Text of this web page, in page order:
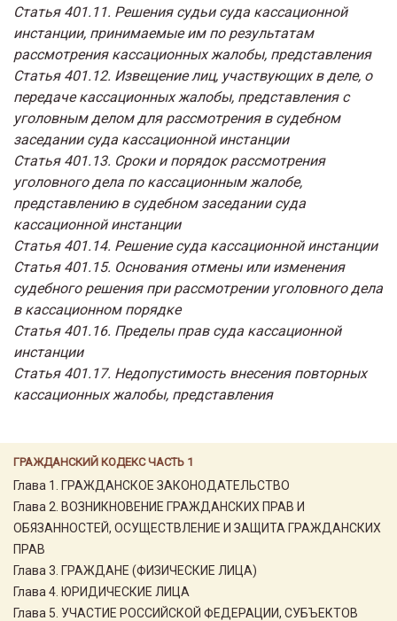
ГРАЖДАНСКИЙ КОДЕКС ЧАСТЬ 1
Глава 1. ГРАЖДАНСКОЕ ЗАКОНОДАТЕЛЬСТВО
Глава 2. ВОЗНИКНОВЕНИЕ ГРАЖДАНСКИХ ПРАВ И
ОБЯЗАННОСТЕЙ, ОСУЩЕСТВЛЕНИЕ И ЗАЩИТА ГРАЖДАНСКИХ
ПРАВ
Глава 3. ГРАЖДАНЕ (ФИЗИЧЕСКИЕ ЛИЦА)
Глава 4. ЮРИДИЧЕСКИЕ ЛИЦА
Глава 5. УЧАСТИЕ РОССИЙСКОЙ ФЕДЕРАЦИИ, СУБЪЕКТОВ
Статья 401.11. Решения судьи суда кассационной
инстанции, принимаемые им по результатам
рассмотрения кассационных жалобы, представления
Статья 401.12. Извещение лиц, участвующих в деле, о
передаче кассационных жалобы, представления с
уголовным делом для рассмотрения в судебном
заседании суда кассационной инстанции
Статья 401.13. Сроки и порядок рассмотрения
уголовного дела по кассационным жалобе,
представлению в судебном заседании суда
кассационной инстанции
Статья 401.14. Решение суда кассационной инстанции
Статья 401.15. Основания отмены или изменения
судебного решения при рассмотрении уголовного дела
в кассационном порядке
Статья 401.16. Пределы прав суда кассационной
инстанции
Статья 401.17. Недопустимость внесения повторных
кассационных жалобы, представления